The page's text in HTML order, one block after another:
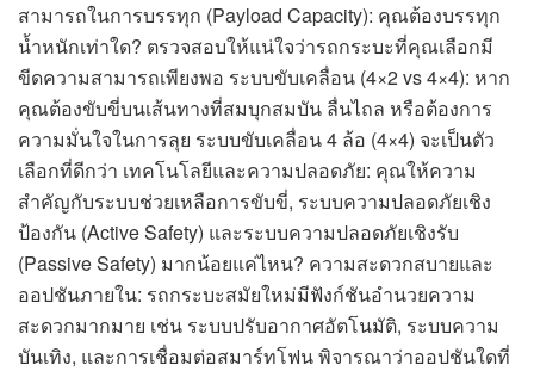
สามารถในการบรรทุก (Payload Capacity): คุณต้องบรรทุก
น้ำหนักเท่าใด? ตรวจสอบให้แน่ใจว่ารถกระบะที่คุณเลือกมี
ขีดความสามารถเพียงพอ ระบบขับเคลื่อน (4×2 vs 4×4): หาก
คุณต้องขับขี่บนเส้นทางที่สมบุกสมบัน ลื่นไถล หรือต้องการ
ความมั่นใจในการลุย ระบบขับเคลื่อน 4 ล้อ (4×4) จะเป็นตัว
เลือกที่ดีกว่า เทคโนโลยีและความปลอดภัย: คุณให้ความ
สำคัญกับระบบช่วยเหลือการขับขี่, ระบบความปลอดภัยเชิง
ป้องกัน (Active Safety) และระบบความปลอดภัยเชิงรับ
(Passive Safety) มากน้อยแค่ไหน? ความสะดวกสบายและ
ออปชันภายใน: รถกระบะสมัยใหม่มีฟังก์ชันอำนวยความ
สะดวกมากมาย เช่น ระบบปรับอากาศอัตโนมัติ, ระบบความ
บันเทิง, และการเชื่อมต่อสมาร์ทโฟน พิจารณาว่าออปชันใดที่